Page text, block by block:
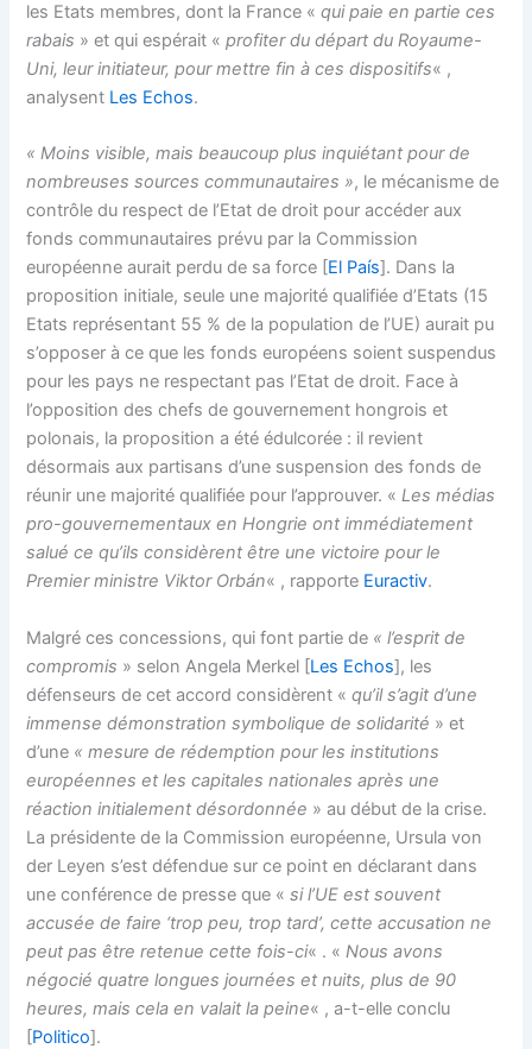
les Etats membres, dont la France «qui paie en partie ces
rabais » et qui espérait «profiter du départ du Royaume-
Uni, leur initiateur, pour mettre fin à ces dispositifs« ,
analysent Les Echos.
« Moins visible, mais beaucoup plus inquiétant pour de
nombreuses sources communautaires », le mécanisme de
contrôle du respect de l’Etat de droit pour accéder aux
fonds communautaires prévu par la Commission
européenne aurait perdu de sa force [ El País]. Dans la
proposition initiale, seule une majorité qualifiée d’Etats (15
Etats représentant 55 % de la population de l’UE) aurait pu
s’opposer à ce que les fonds européens soient suspendus
pour les pays ne respectant pas l’Etat de droit. Face à
l’opposition des chefs de gouvernement hongrois et
polonais, la proposition a été édulcorée : il revient
désormais aux partisans d’une suspension des fonds de
réunir une majorité qualifiée pour l’approuver. «Les médias
pro-gouvernementaux en Hongrie ont immédiatement
salué ce qu’ils considèrent être une victoire pour le
Premier ministre Viktor Orbán« , rapporte Euractiv.
Malgré ces concessions, qui font partie de « l’esprit de
compromis » selon Angela Merkel [Les Echos], les
défenseurs de cet accord considèrent «qu’il s’agit d’une
immense démonstration symbolique de solidarité » et
d’une « mesure de rédemption pour les institutions
européennes et les capitales nationales après une
réaction initialement désordonnée » au début de la crise.
La présidente de la Commission européenne, Ursula von
der Leyen s’est défendue sur ce point en déclarant dans
une conférence de presse que «si l’UE est souvent
accusée de faire ‘trop peu, trop tard’, cette accusation ne
peut pas être retenue cette fois-ci« . «Nous avons
négocié quatre longues journées et nuits, plus de 90
heures, mais cela en valait la peine« , a-t-elle conclu
[Politico].